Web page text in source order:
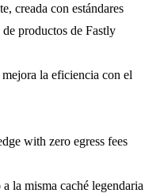
creada con estándares
productos de Fastly
la eficiencia con el
with zero egress fees
la misma caché legendaria